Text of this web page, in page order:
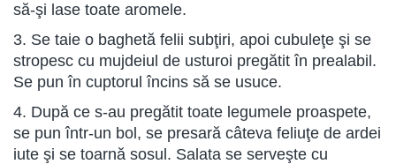
să-şi lase toate aromele.
3. Se taie o baghetă felii subţiri, apoi cubuleţe şi se
stropesc cu mujdeiul de usturoi pregătit în prealabil.
Se pun în cuptorul încins să se usuce.
4. După ce s-au pregătit toate legumele proaspete,
se pun într-un bol, se presară câteva feliuţe de ardei
iute şi se toarnă sosul. Salata se serveşte cu